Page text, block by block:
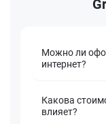
Можно ли
интернет?
Какова
влияет?